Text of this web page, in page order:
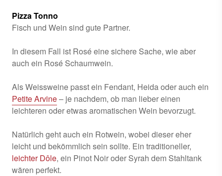
Pizza Tonno
Fisch und Wein sind gute Partner.
In diesem Fall ist Rosé eine sichere Sache, wie aber
auch ein Rosé Schaumwein.
Als Weissweine passt ein Fendant, Heida oder auch ein
Petite Arvine– je nachdem, ob man lieber einen
leichteren oder etwas aromatischen Wein bevorzugt.
Natürlich geht auch ein Rotwein, wobei dieser eher
leicht und bekömmlich sein sollte. Ein traditioneller,
leichter Dôle, ein Pinot Noir oder Syrah dem Stahltank
wären perfekt.